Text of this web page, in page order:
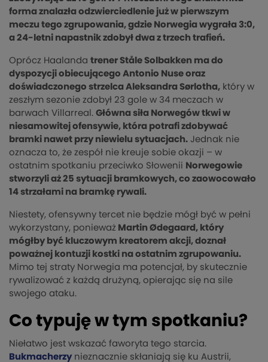
forma znalazła odzwierciedlenie już w pierwszym
meczu tego zgrupowania, gdzie Norwegia wygrała 3:0,
a 24-letni napastnik zdobył dwa z trzech trafień.
Oprócz Haalanda trener Ståle Solbakken ma do
dyspozycji obiecującego Antonio Nuse oraz
doświadczonego strzelca Aleksandra Sørlotha, który w
zeszłym sezonie zdobył 23 gole w 34 meczach w
barwach Villarreal. Główna siła Norwegów tkwi w
niesamowitej ofensywie, która potrafi zdobywać
bramki nawet przy niewielu sytuacjach. Jednak nie
oznacza to, że zespół nie kreuje sobie okazji – w
ostatnim spotkaniu przeciwko Słowenii Norwegowie
stworzyli aż 25 sytuacji bramkowych, co zaowocowało
14 strzałami na bramkę rywali.
Niestety, ofensywny tercet nie będzie mógł być w pełni
wykorzystany, ponieważ Martin Ødegaard, który
mógłby być kluczowym kreatorem akcji, doznał
poważnej kontuzji kostki na ostatnim zgrupowaniu.
Mimo tej straty Norwegia ma potencjał, by skutecznie
rywalizować z każdą drużyną, opierając się na sile
swojego ataku.
Co typuję w tym spotkaniu?
Niełatwo jest wskazać faworyta tego starcia.
Bukmacherzy nieznacznie skłaniają się ku Austrii,